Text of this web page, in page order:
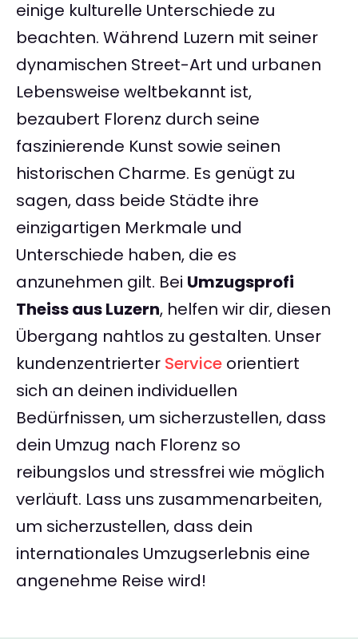
einige kulturelle Unterschiede zu
beachten. Während Luzern mit seiner
dynamischen Street-Art und urbanen
Lebensweise weltbekannt ist,
bezaubert Florenz durch seine
faszinierende Kunst sowie seinen
historischen Charme. Es genügt zu
sagen, dass beide Städte ihre
einzigartigen Merkmale und
Unterschiede haben, die es
anzunehmen gilt. Bei Umzugsprofi
Theiss aus Luzern, helfen wir dir, diesen
Übergang nahtlos zu gestalten. Unser
kundenzentrierter Service orientiert
sich an deinen individuellen
Bedürfnissen, um sicherzustellen, dass
dein Umzug nach Florenz so
reibungslos und stressfrei wie möglich
verläuft. Lass uns zusammenarbeiten,
um sicherzustellen, dass dein
internationales Umzugserlebnis eine
angenehme Reise wird!